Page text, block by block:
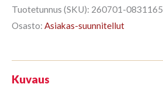
puit
Tuotetunnus (SKU): 260701-0831165
Osasto: Asiakas-suunnitellut
Kuvaus